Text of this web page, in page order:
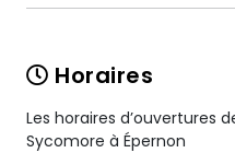
Horaires
Les horaires d’ouvertures
Sycomore à Épernon